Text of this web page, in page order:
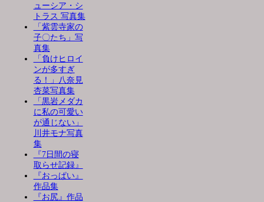
ューシア・シ
トラス 写真集
「紫雲寺家の
子〇たち」写
真集
「負けヒロイ
ンが多すぎ
る！」八奈見
杏菜写真集
「黒岩メダカ
に私の可愛い
が通じない」
川井モナ写真
集
『7日間の寝
取らせ記録』
『おっぱい』
作品集
『お尻』作品